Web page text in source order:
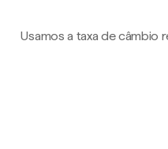
Usamos a taxa de câmbio